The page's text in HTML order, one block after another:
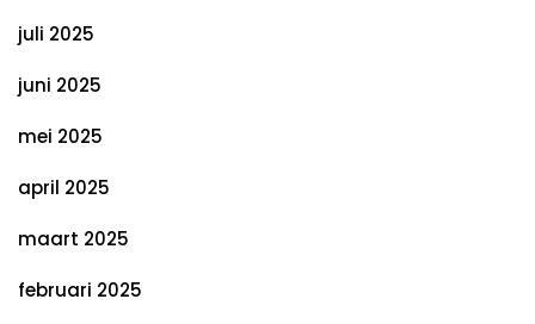
juli 2025
juni 2025
mei 2025
april 2025
maart 2025
februari 2025